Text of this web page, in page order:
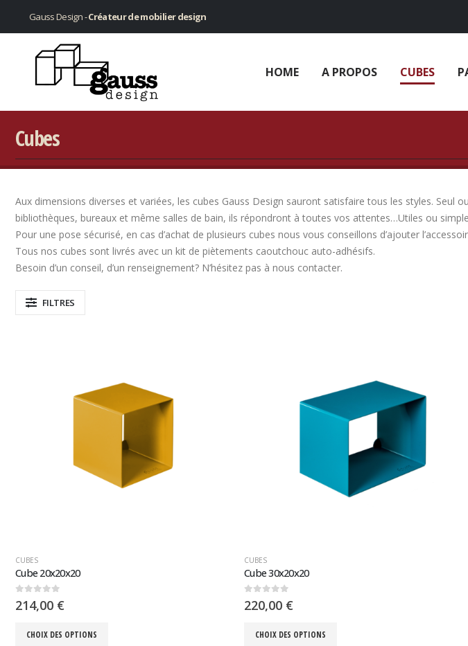
Gauss Design -Créateur de mobilier design
HOME A PROPOS CUBES
Cubes
Aux dimensions diverses et variées, les cubes Gauss Design sauront satisfaire tous les styles. Seul
bibliothèques, bureaux et même salles de bain, ils répondront à toutes vos attentes…Utiles ou
Pour une pose sécurisé, en cas d’achat de plusieurs cubes nous vous conseillons d’ajouter
Tous nos cubes sont livrés avec un kit de piètements caoutchouc auto-adhésifs.
Besoin d’un conseil, d’un renseignement? N’hésitez pas à nous contacter.
FILTRES
CUBES
Cube 20x20x20
0sur 5
214,00 €
CHOIX DES OPTIONS
CUBES
Cube 30x20x20
0sur 5
220,00 €
CHOIX DES OPTIONS